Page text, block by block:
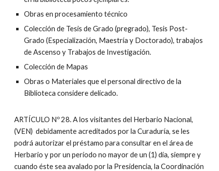
Obras en procesamiento técnico
Colección de Tesis de Grado (pregrado), Tesis Post-
Grado (Especialización, Maestría y Doctorado), trabajos
de Ascenso y Trabajos de Investigación.
Colección de Mapas
Obras o Materiales que el personal directivo de la
Biblioteca considere delicado.
ARTÍCULO Nº 28. A los visitantes del Herbario Nacional,
(VEN) debidamente acreditados por la Curaduría, se les
podrá autorizar el préstamo para consultar en el área de
Herbario y por un período no mayor de un (1) día, siempre y
cuando éste sea avalado por la Presidencia, la Coordinación